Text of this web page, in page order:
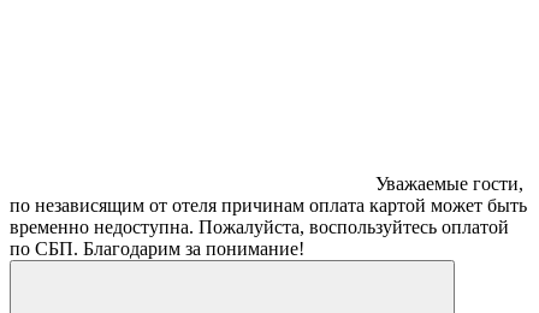
Уважаемые гости,
по независящим от отеля причинам оплата картой может быть
временно недоступна. Пожалуйста, воспользуйтесь оплатой
по СБП. Благодарим за понимание!